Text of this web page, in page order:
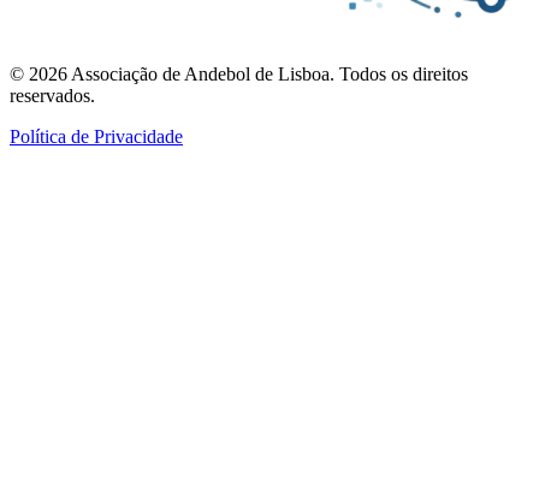
© 2026 Associação de Andebol de Lisboa. Todos os direitos
reservados.
Política de Privacidade